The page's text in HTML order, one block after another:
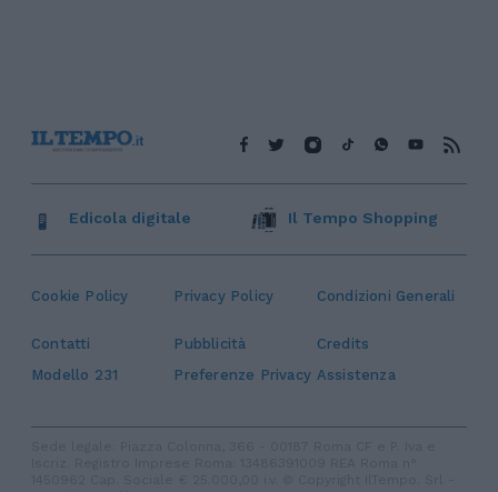
Cookie Policy Privacy Policy Condizioni Generali
Contatti Pubblicità
Credits
Modello 231
Preferenze Privacy Assistenza
Edicola digitale Il Tempo Shopping